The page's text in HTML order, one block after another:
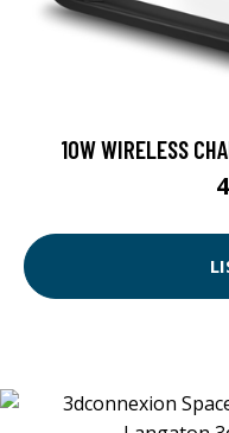
10W WIRELESS